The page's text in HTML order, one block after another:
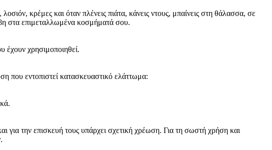
κρέμες και όταν πλένεις πιάτα, κάνεις ντους, μπαίνεις στη θάλασσα, σε
στα επιμεταλλωμένα κοσμήματά σου.
έχουν χρησιμοποιηθεί.
που εντοπιστεί κατασκευαστικό ελάττωμα:
την επισκευή τους υπάρχει σχετική χρέωση. Για τη σωστή χρήση και